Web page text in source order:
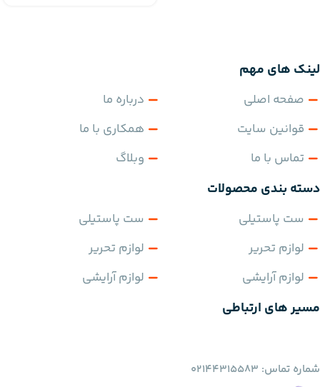
لینک های مهم
صفحه اصلی
قوانین سایت
تماس با ما
درباره ما
همکاری با ما
وبلاگ
دسته بندی محصولات
ست پاستیلی
لوازم تحریر
لوازم آرایشی
ست پاستیلی
لوازم تحریر
لوازم آرایشی
مسیر های ارتباطی
شماره تماس: 02144315583